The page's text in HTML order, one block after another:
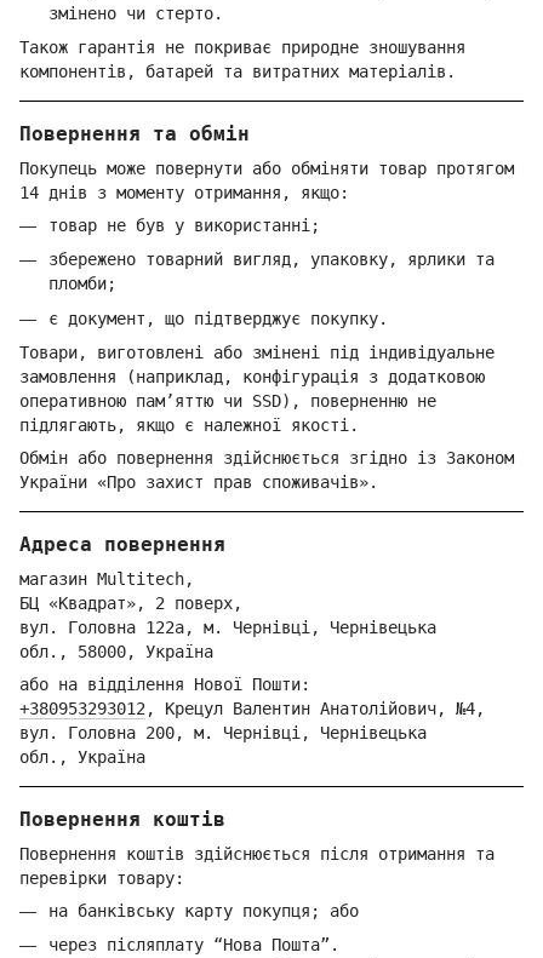
змінено чи стерто.
Також гарантія не покриває природне зношування
компонентів, батарей та витратних матеріалів.
Повернення та обмін
Покупець може повернути або обміняти товар протягом
14 днів з моменту отримання, якщо:
товар не був у використанні;
збережено товарний вигляд, упаковку, ярлики та
пломби;
є документ, що підтверджує покупку.
Товари, виготовлені або змінені під індивідуальне
замовлення (наприклад, конфігурація з додатковою
оперативною пам’яттю чи SSD), поверненню не
підлягають, якщо є належної якості.
Обмін або повернення здійснюється згідно із Законом
України «Про захист прав споживачів».
Адреса повернення
магазин Multitech,
БЦ «Квадрат», 2 поверх,
вул. Головна 122а, м. Чернівці, Чернівецька
обл., 58000, Україна
або на відділення Нової Пошти:
+380953293012 , Крецул Валентин Анатолійович, №4,
вул. Головна 200, м. Чернівці, Чернівецька
обл., Україна
Повернення коштів
Повернення коштів здійснюється після отримання та
перевірки товару:
на банківську карту покупця; або
через післяплату “Нова Пошта”.